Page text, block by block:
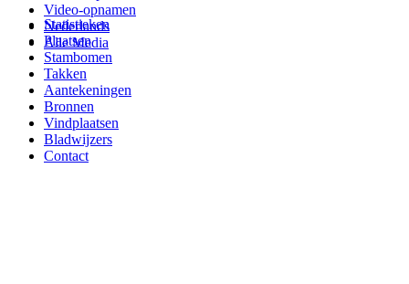
Video-opnamen
Nederlands
Alle Media
Statistieken
Plaatsen
Stambomen
Takken
Aantekeningen
Bronnen
Vindplaatsen
Bladwijzers
Contact